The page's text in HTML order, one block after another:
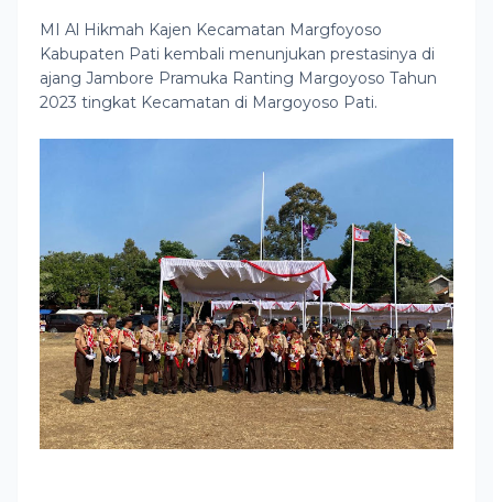
MI Al Hikmah Kajen Kecamatan Margfoyoso
Kabupaten Pati kembali menunjukan prestasinya di
ajang Jambore Pramuka Ranting Margoyoso Tahun
2023 tingkat Kecamatan di Margoyoso Pati.